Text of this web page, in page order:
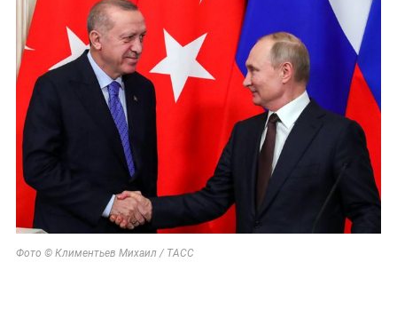
Фото © Климентьев Михаил / ТАСС